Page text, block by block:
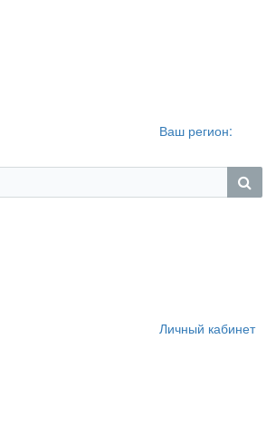
Ваш регион:
Личный кабинет